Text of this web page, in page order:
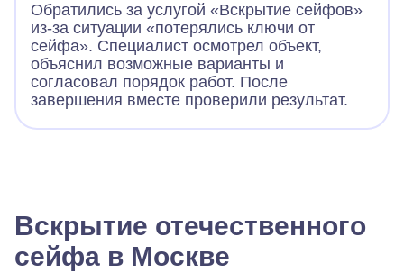
Обратились за услугой «Вскрытие сейфов»
из-за ситуации «потерялись ключи от
сейфа». Специалист осмотрел объект,
объяснил возможные варианты и
согласовал порядок работ. После
завершения вместе проверили результат.
Вскрытие отечественного
сейфа в Москве